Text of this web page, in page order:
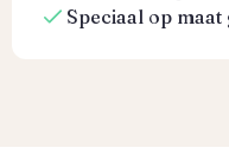
Speciaal op maat